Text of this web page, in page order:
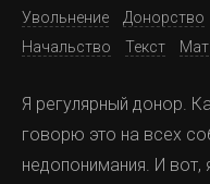
Увольнение Донорство
Начальство
Текст Мат
Я регулярный донор.
говорю это на всех
недопонимания. И